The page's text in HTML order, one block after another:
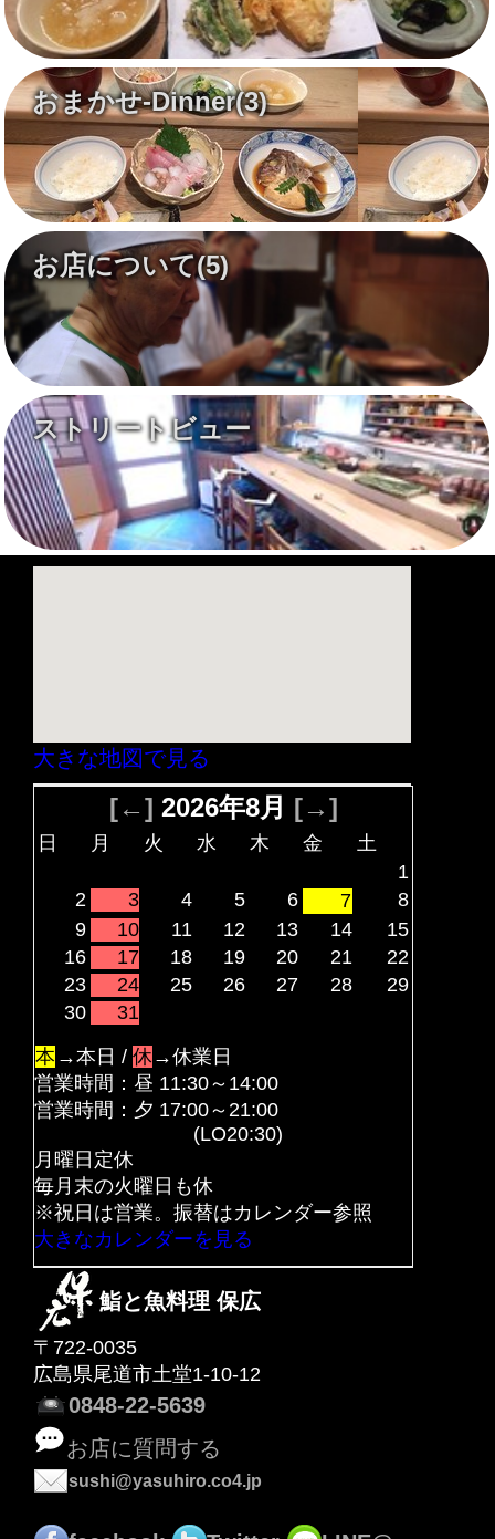
おまかせ-Dinner(3)
お店について(5)
ストリートビュー
大きな地図で見る
[←] 2026年8月 [→]
日 月 火 水 木 金
土
1
2
3 4 5 6 7
8
9
10 11 12 13 14
15
16
17 18 19 20 21
22
23
24 25 26 27 28
29
30
31
本 →本日 / 休→休業日
営業時間：昼 11:30～14:00
営業時間：夕 17:00～21:00
(LO20:30)
月曜日定休
毎月末の火曜日も休
※祝日は営業。振替はカレンダー参照
大きなカレンダーを見る
鮨と魚料理 保広
〒722-0035
広島県尾道市土堂1-10-12
0848-22-5639
お店に質問する
sushi@yasuhiro.co4.jp